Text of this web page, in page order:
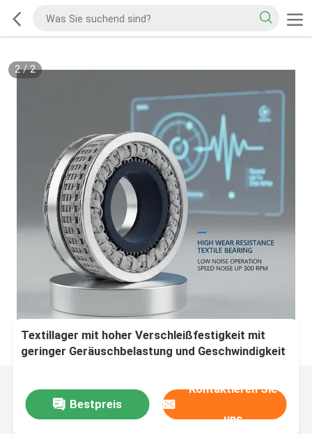
2/2
Textillager mit hoher Verschleißfestigkeit mit
geringer Geräuschbelastung und Geschwindigkeit
Bestpreis
Kontaktieren Sie
uns